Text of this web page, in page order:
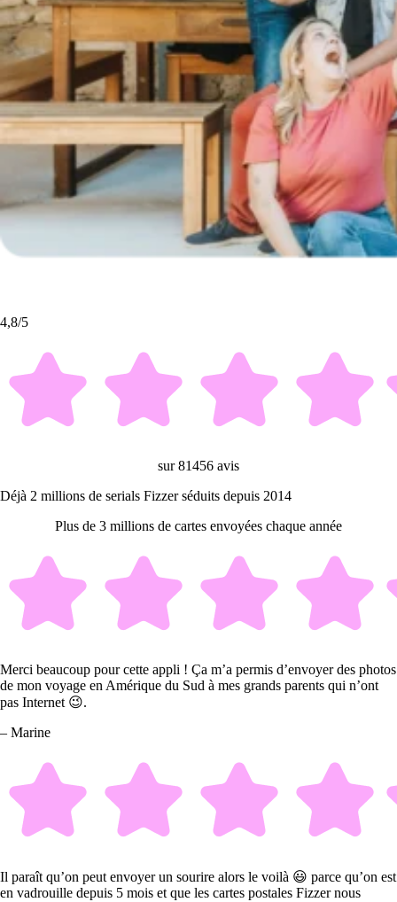
4,8/5
sur 81456 avis
Déjà 2 millions de serials Fizzer séduits depuis 2014
Plus de 3 millions de cartes envoyées chaque année
Merci beaucoup pour cette appli ! Ça m’a permis d’envoyer des photos
de mon voyage en Amérique du Sud à mes grands parents qui n’ont
pas Internet 😉.
– Marine
Il paraît qu’on peut envoyer un sourire alors le voilà 😃 parce qu’on est
en vadrouille depuis 5 mois et que les cartes postales Fizzer nous